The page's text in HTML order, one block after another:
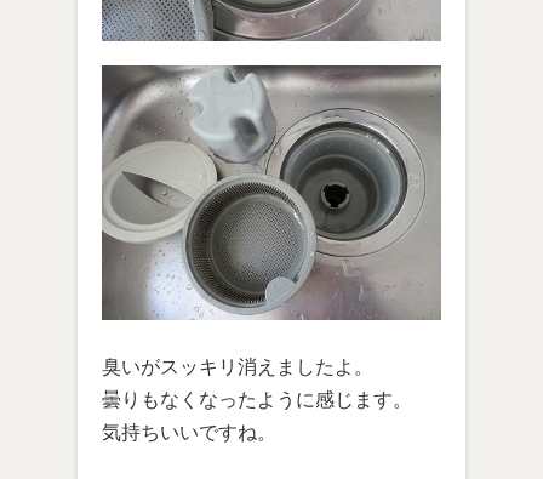
臭いがスッキリ消えましたよ。
曇りもなくなったように感じます。
気持ちいいですね。